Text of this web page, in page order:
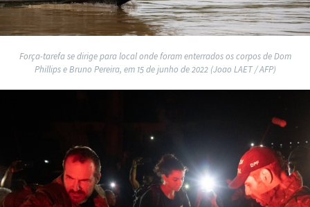
Força-tarefa se dirige para local onde foram enterrados os corpos de Dom
Phillips e Bruno Pereira, em 15 de junho de 2022 (Joao LAET / AFP)